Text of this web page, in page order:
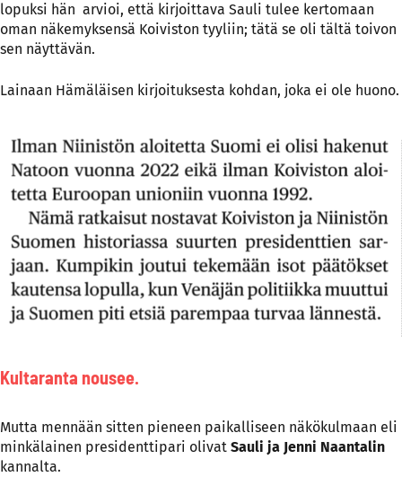
lopuksi hän arvioi, että kirjoittava Sauli tulee kertomaan
oman näkemyksensä Koiviston tyyliin; tätä se oli tältä toivon
sen näyttävän.
Lainaan Hämäläisen kirjoituksesta kohdan, joka ei ole huono.
Kultaranta nousee.
Mutta mennään sitten pieneen paikalliseen näkökulmaan eli
minkälainen presidenttipari olivat Sauli ja Jenni Naantalin
kannalta.